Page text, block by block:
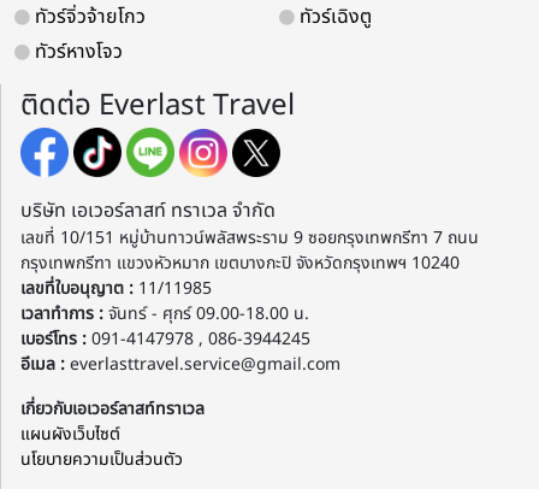
ทัวร์จิ่วจ้ายโกว
ทัวร์หางโจว
ทัวร์เฉิงตู
ติดต่อ Everlast Travel
บริษัท เอเวอร์ลาสท์ ทราเวล จำกัด
เลขที่ 10/151 หมู่บ้านทาวน์พลัสพระราม 9 ซอยกรุงเทพกรีฑา 7 ถนน
กรุงเทพกรีฑา แขวงหัวหมาก เขตบางกะปิ จังหวัดกรุงเทพฯ 10240
เลขที่ใบอนุญาต : 11/11985
เวลาทำการ :จันทร์ - ศุกร์ 09.00-18.00 น.
เบอร์โทร :091-4147978 , 086-3944245
อีเมล :everlasttravel.service@gmail.com
เกี่ยวกับเอเวอร์ลาสท์ทราเวล
แผนผังเว็บไซต์
นโยบายความเป็นส่วนตัว